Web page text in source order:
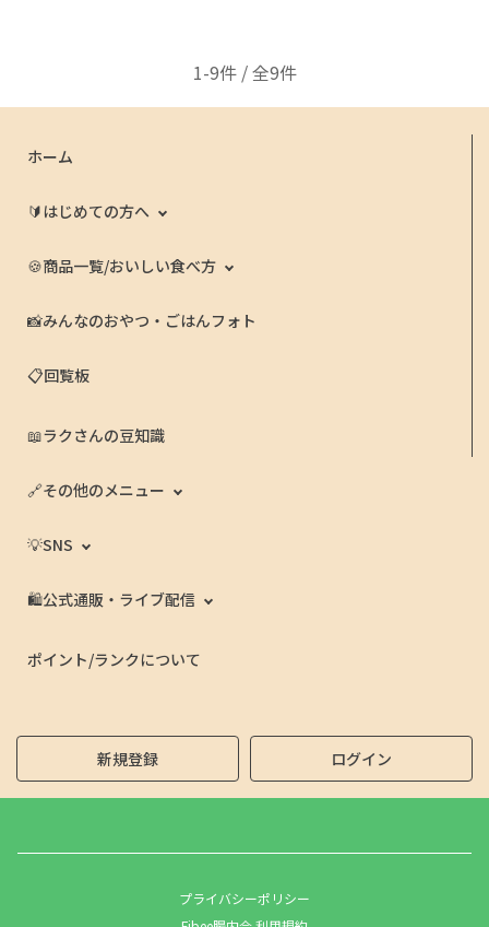
1-9件 / 全9件
ホーム
🔰はじめての方へ
🍪商品一覧/おいしい食べ方
📸みんなのおやつ・ごはんフォト
📋回覧板
📖ラクさんの豆知識
🔗その他のメニュー
💡SNS
🛍️公式通販・ライブ配信
ポイント/ランクについて
新規登録 ログイン
プライバシーポリシー